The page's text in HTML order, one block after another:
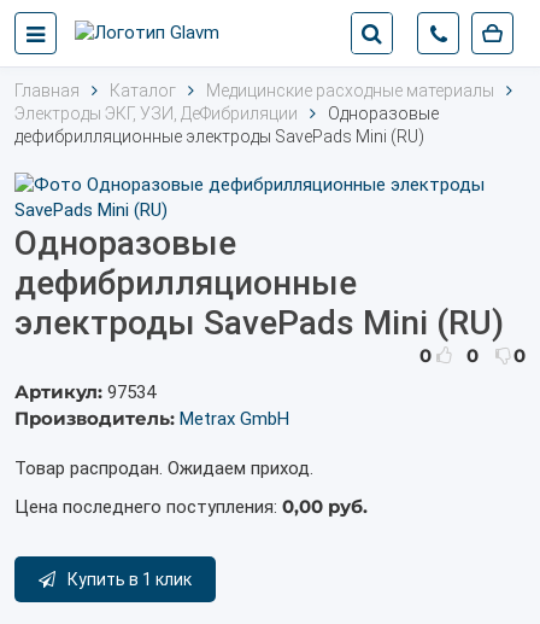
Главная Каталог
Медицинские расходные материалы
Электроды ЭКГ, УЗИ, ДеФибриляции
Одноразовые
дефибрилляционные электроды SavePads Mini (RU)
Одноразовые
дефибрилляционные
электроды SavePads Mini (RU)
0 0
0
Артикул: 97534
Производитель: Metrax GmbH
Товар распродан. Ожидаем приход.
Цена последнего поступления: 0,00 руб.
Купить в 1 клик